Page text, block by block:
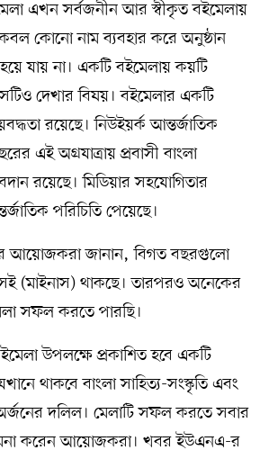
এখন সর্বজনীন আর স্বীকৃত বইমেলায়
কোনো নাম ব্যবহার করে অনুষ্ঠান
যায় না। একটি বইমেলায় কয়টি
দেখার বিষয়। বইমেলার একটি
রয়েছে। নিউইয়র্ক আন্তর্জাতিক
এই অগ্রযাত্রায় প্রবাসী বাংলা
রয়েছে। মিডিয়ার সহযোগিতার
পরিচিতি পেয়েছে।
আয়োজকরা জানান, বিগত বছরগুলো
(মাইনাস) থাকছে। তারপরও অনেকের
সফল করতে পারছি।
উপলক্ষে প্রকাশিত হবে একটি
থাকবে বাংলা সাহিত্য-সংস্কৃতি এবং
অর্জনের দলিল। মেলাটি সফল করতে সবার
করেন আয়োজকরা। খবর ইউএনএ-র